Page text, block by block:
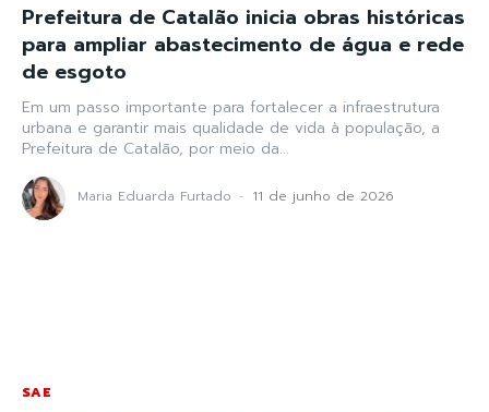
Prefeitura de Catalão inicia obras históricas
para ampliar abastecimento de água e rede
de esgoto
Em um passo importante para fortalecer a infraestrutura
urbana e garantir mais qualidade de vida à população, a
Prefeitura de Catalão, por meio da...
Maria Eduarda Furtado - 11 de junho de 2026
SAE